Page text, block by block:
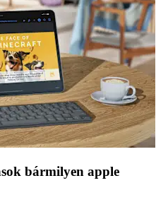
bármilyen apple